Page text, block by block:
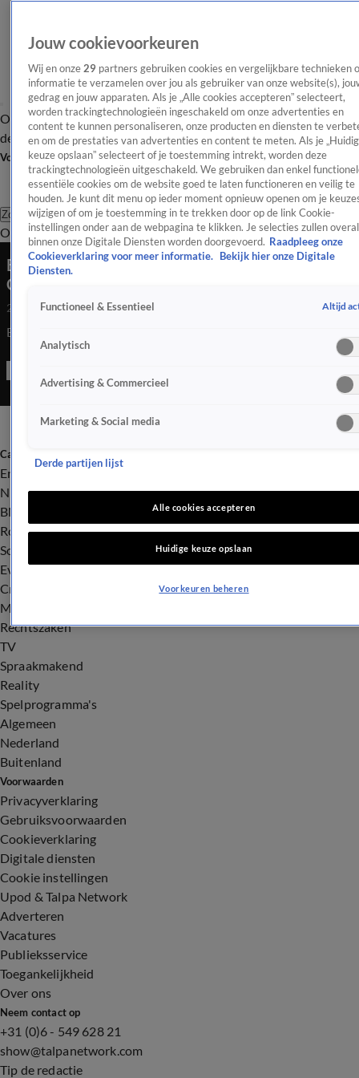
OverzichtAfleveringen Entertainment TV Algemeen
Tip
de redactieNieuwsbrief
Volg Shownieuws
Zoeken
OverzichtEntertainmentSpraakmakendRealityCrimeVideo's
Bram Krikke danst wat af met B&B Vol Liefde-
Claudia
28 juli 2023, 16:52
Bram danst energetisch met B&B vol liefde-ster Claudia
Categorieën
Entertainment
Nieuws
BN'ers
Royalty
Songfestival
Evenementen
Crime
Misdaad
Rechtszaken
TV
Spraakmakend
Reality
Spelprogramma's
Algemeen
Nederland
Buitenland
Voorwaarden
Privacyverklaring
Gebruiksvoorwaarden
Cookieverklaring
Digitale diensten
Cookie instellingen
Upod & Talpa Network
Adverteren
Vacatures
Publieksservice
Toegankelijkheid
Over ons
Neem contact op
+31 (0)6 - 549 628 21
show@talpanetwork.com
Tip de redactie
Jouw cookievoorkeuren
Wij en onze 29 partners gebruiken cookies en vergelijkbare technieken
informatie te verzamelen over jou als gebruiker van onze website(s),
gedrag en jouw apparaten. Als je „Alle cookies accepteren” selecteert,
worden trackingtechnologieën ingeschakeld om onze advertenties en
content te kunnen personaliseren, onze producten en diensten te
en om de prestaties van advertenties en content te meten. Als je
keuze opslaan” selecteert of je toestemming intrekt, worden deze
trackingtechnologieën uitgeschakeld. We gebruiken dan enkel
essentiële cookies om de website goed te laten functioneren en veilig te
houden. Je kunt dit menu op ieder moment opnieuw openen om je
wijzigen of om je toestemming in te trekken door op de link Cookie-
instellingen onder aan de webpagina te klikken. Je selecties zullen overal
binnen onze Digitale Diensten worden doorgevoerd. Raadpleeg onze
Cookieverklaring voor meer informatie.
Bekijk hier onze Digitale
Diensten.
Functioneel & Essentieel Altijd
Analytisch
Advertising & Commercieel
Marketing & Social media
Derde partijen lijst
Alle cookies accepteren
Huidige keuze opslaan
Voorkeuren beheren